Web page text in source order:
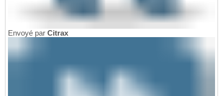
Envoyé par Citrax